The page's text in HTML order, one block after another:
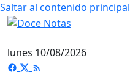
Saltar al contenido principal
lunes 10/08/2026